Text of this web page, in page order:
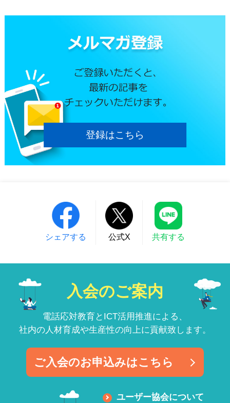
登録はこちら
シェアする 公式X 共有する
入会のご案内
電話応対教育とICT活用推進による、
社内の人材育成や生産性の向上に貢献致します。
ご入会のお申込みはこちら
ユーザー協会について